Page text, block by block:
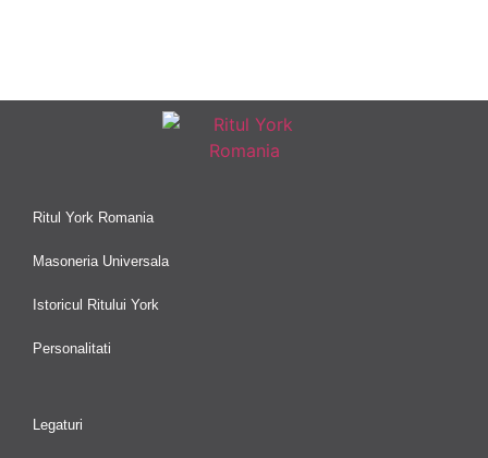
Ritul York Romania
Masoneria Universala
Istoricul Ritului York
Personalitati
Legaturi